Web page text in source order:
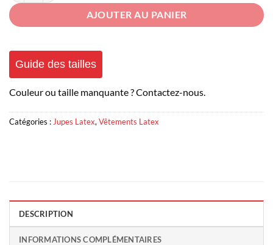
AJOUTER AU PANIER
Guide des tailles
Couleur ou taille manquante ? Contactez-nous.
Catégories : Jupes Latex, Vêtements Latex
DESCRIPTION
INFORMATIONS COMPLÉMENTAIRES